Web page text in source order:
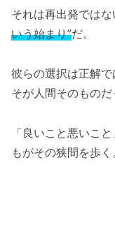
それは再出発ではな
いう始まり”だ。
彼らの選択は正解
そが人間そのものだ
「良いこと悪いこ
もがその狭間を歩く